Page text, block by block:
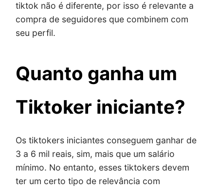
tiktok não é diferente, por isso é relevante a
compra de seguidores que combinem com
seu perfil.
Quanto ganha um
Tiktoker iniciante?
Os tiktokers iniciantes conseguem ganhar de
3 a 6 mil reais, sim, mais que um salário
mínimo. No entanto, esses tiktokers devem
ter um certo tipo de relevância com